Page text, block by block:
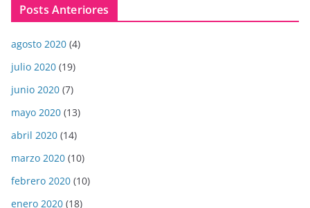
Posts Anteriores
agosto 2020 (4)
julio 2020 (19)
junio 2020 (7)
mayo 2020 (13)
abril 2020 (14)
marzo 2020 (10)
febrero 2020 (10)
enero 2020 (18)